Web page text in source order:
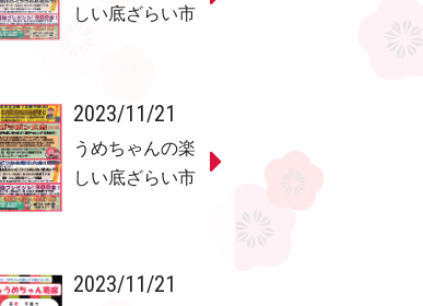
しい底ざらい市
2023/11/21
うめちゃんの楽
しい底ざらい市
2023/11/21